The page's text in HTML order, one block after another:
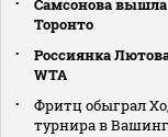
Самсонова вышла
Торонто
Россиянка
WTA
Фритц обыграл
турнира в